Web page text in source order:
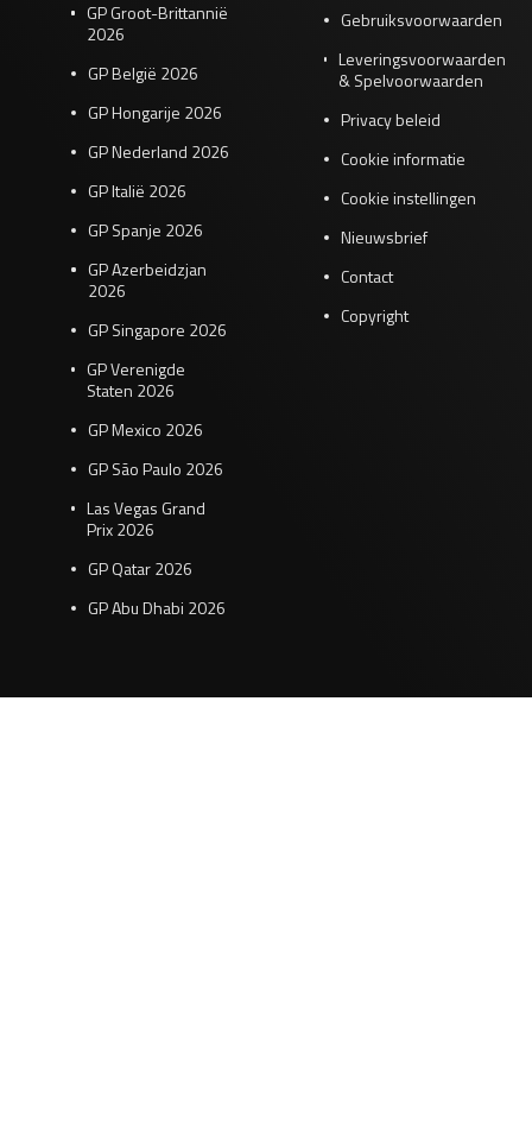
GP Groot-Brittannië
2026
GP België 2026
GP Hongarije 2026
GP Nederland 2026
GP Italië 2026
GP Spanje 2026
GP Azerbeidzjan
2026
GP Singapore 2026
GP Verenigde
Staten 2026
GP Mexico 2026
GP São Paulo 2026
Las Vegas Grand
Prix 2026
GP Qatar 2026
GP Abu Dhabi 2026
Gebruiksvoorwaarden
Leveringsvoorwaarden
& Spelvoorwaarden
Privacy beleid
Cookie informatie
Cookie instellingen
Nieuwsbrief
Contact
Copyright